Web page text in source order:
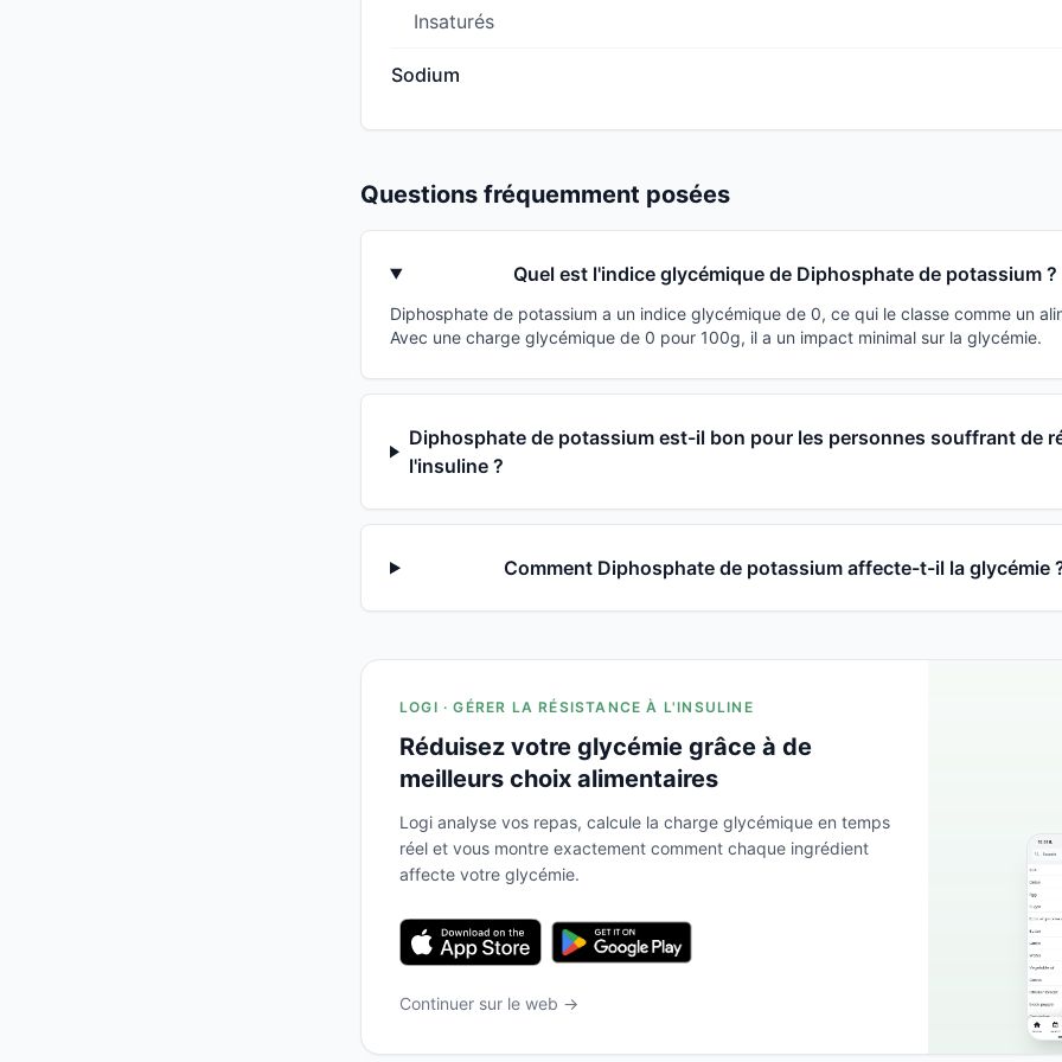
Insaturés
Sodium
Questions fréquemment posées
Quel est l'indice glycémique de Diphosphate de potassium ?
Diphosphate de potassium a un indice glycémique de 0, ce qui le classe comme un
Avec une charge glycémique de 0 pour 100g, il a un impact minimal sur la glycémie.
Diphosphate de potassium est-il bon pour les personnes souffrant de
l'insuline ?
Comment Diphosphate de potassium affecte-t-il la glycémie
LOGI · GÉRER LA RÉSISTANCE À L'INSULINE
Réduisez votre glycémie grâce à de
meilleurs choix alimentaires
Logi analyse vos repas, calcule la charge glycémique en temps
réel et vous montre exactement comment chaque ingrédient
affecte votre glycémie.
Continuer sur le web →